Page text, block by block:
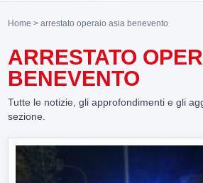
Direttore della Unità
Home > arrestato operaio asia benevento
ARRESTATO
BENEVENTO
Tutte le notizie, gli approfondimenti e gli
sezione.